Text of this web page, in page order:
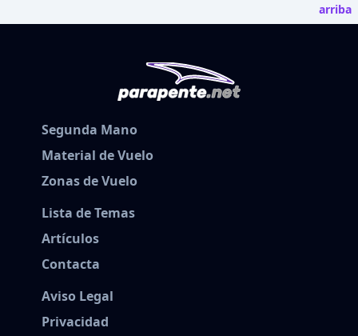
arriba
Segunda Mano
Material de Vuelo
Zonas de Vuelo
Lista de Temas
Artículos
Contacta
Aviso Legal
Privacidad